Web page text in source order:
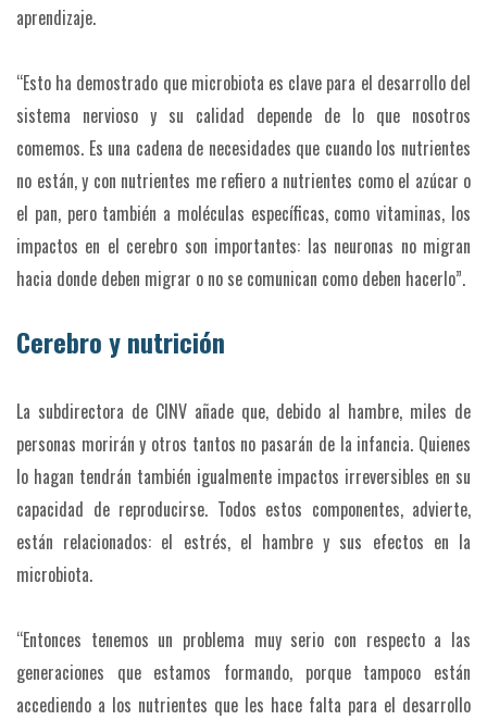
aprendizaje.
“Esto ha demostrado que microbiota es clave para el desarrollo del
sistema nervioso y su calidad depende de lo que nosotros
comemos. Es una cadena de necesidades que cuando los nutrientes
no están, y con nutrientes me refiero a nutrientes como el azúcar o
el pan, pero también a moléculas específicas, como vitaminas, los
impactos en el cerebro son importantes: las neuronas no migran
hacia donde deben migrar o no se comunican como deben hacerlo”.
Cerebro y nutrición
La subdirectora de CINV añade que, debido al hambre, miles de
personas morirán y otros tantos no pasarán de la infancia. Quienes
lo hagan tendrán también igualmente impactos irreversibles en su
capacidad de reproducirse. Todos estos componentes, advierte,
están relacionados: el estrés, el hambre y sus efectos en la
microbiota.
“Entonces tenemos un problema muy serio con respecto a las
generaciones que estamos formando, porque tampoco están
accediendo a los nutrientes que les hace falta para el desarrollo